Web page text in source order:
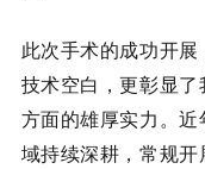
此次手术的成功开
技术空白，更彰显
方面的雄厚实力。
域持续深耕，常规开